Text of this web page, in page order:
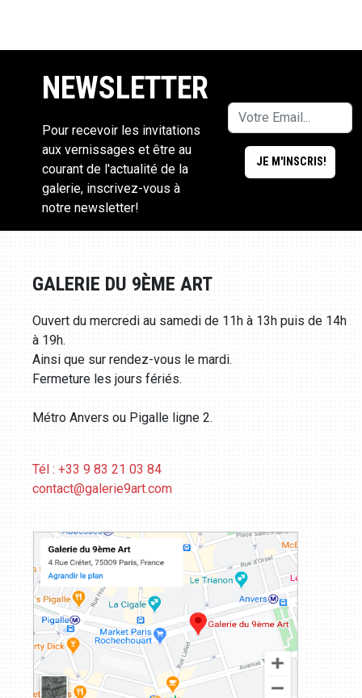
NEWSLETTER
Pour recevoir les invitations
aux vernissages et être au
courant de l'actualité de la
galerie, inscrivez-vous à
notre newsletter!
GALERIE DU 9ÈME ART
Ouvert du mercredi au samedi de 11h à 13h puis de 14h
à 19h.
Ainsi que sur rendez-vous le mardi.
Fermeture les jours fériés.
Métro Anvers ou Pigalle ligne 2.
Tél : +33 9 83 21 03 84
contact@galerie9art.com